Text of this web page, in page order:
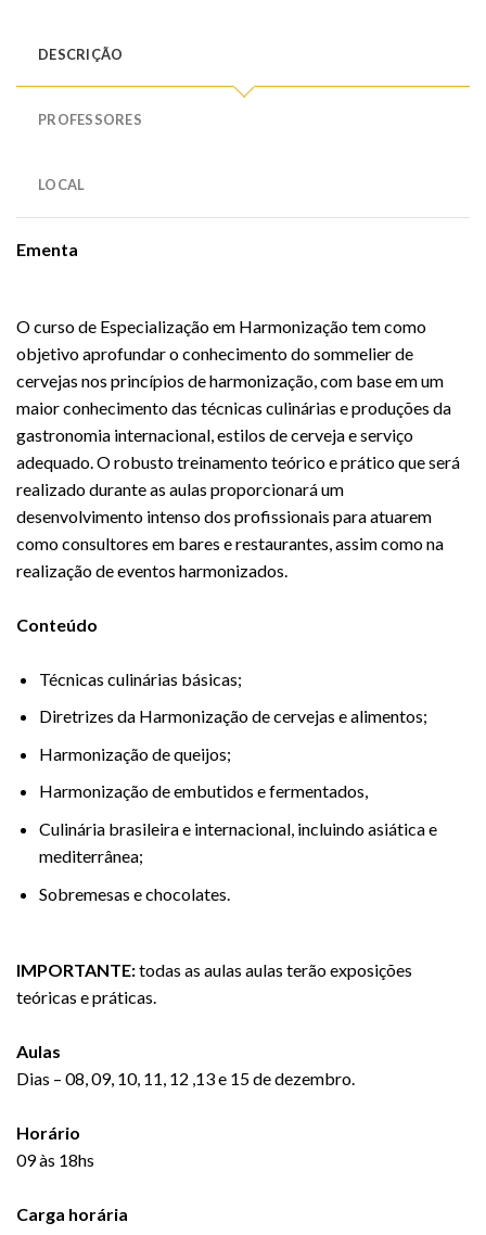
DESCRIÇÃO
PROFESSORES
LOCAL
Ementa
O curso de Especialização em Harmonização tem como
objetivo aprofundar o conhecimento do sommelier de
cervejas nos princípios de harmonização, com base em um
maior conhecimento das técnicas culinárias e produções da
gastronomia internacional, estilos de cerveja e serviço
adequado. O robusto treinamento teórico e prático que será
realizado durante as aulas proporcionará um
desenvolvimento intenso dos profissionais para atuarem
como consultores em bares e restaurantes, assim como na
realização de eventos harmonizados.
Conteúdo
Técnicas culinárias básicas;
Diretrizes da Harmonização de cervejas e alimentos;
Harmonização de queijos;
Harmonização de embutidos e fermentados,
Culinária brasileira e internacional, incluindo asiática e
mediterrânea;
Sobremesas e chocolates.
IMPORTANTE:todas as aulas aulas terão exposições
teóricas e práticas.
Aulas
Dias – 08, 09, 10, 11, 12 ,13 e 15 de dezembro.
Horário
09 às 18hs
Carga horária